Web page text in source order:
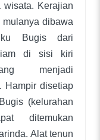
wisata. Kerajian
dibawa
Bugis dari
di sisi kiri
menjadi
Hampir disetiap
(kelurahan
ditemukan
Alat tenun